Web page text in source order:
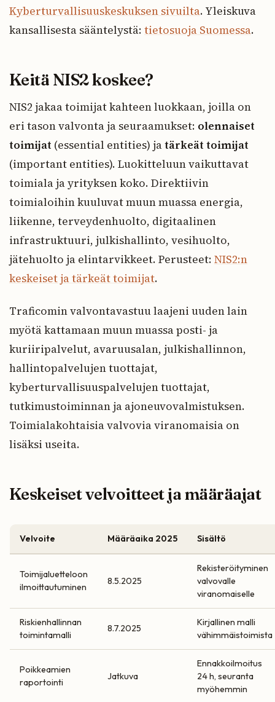
Kyberturvallisuuskeskuksen sivuilta. Yleiskuva
kansallisesta sääntelystä: tietosuoja Suomessa.
Keitä NIS2 koskee?
NIS2 jakaa toimijat kahteen luokkaan, joilla on
eri tason valvonta ja seuraamukset: olennaiset
toimijat (essential entities) jatärkeät toimijat
(important entities). Luokitteluun vaikuttavat
toimiala ja yrityksen koko. Direktiivin
toimialoihin kuuluvat muun muassa energia,
liikenne, terveydenhuolto, digitaalinen
infrastruktuuri, julkishallinto, vesihuolto,
jätehuolto ja elintarvikkeet. Perusteet: NIS2:n
keskeiset ja tärkeät toimijat.
Traficomin valvontavastuu laajeni uuden lain
myötä kattamaan muun muassa posti- ja
kuriiripalvelut, avaruusalan, julkishallinnon,
hallintopalvelujen tuottajat,
kyberturvallisuuspalvelujen tuottajat,
tutkimustoiminnan ja ajoneuvovalmistuksen.
Toimialakohtaisia valvovia viranomaisia on
lisäksi useita.
Keskeiset velvoitteet ja määräajat
Velvoite Määräaika 2025 Sisältö
Toimijaluetteloon
ilmoittautuminen
8.5.2025
Rekisteröityminen
valvovalle
viranomaiselle
Riskienhallinnan
toimintamalli
8.7.2025
Kirjallinen malli
vähimmäistoimista
Poikkeamien
raportointi
Jatkuva
Ennakkoilmoitus
24 h, seuranta
myöhemmin